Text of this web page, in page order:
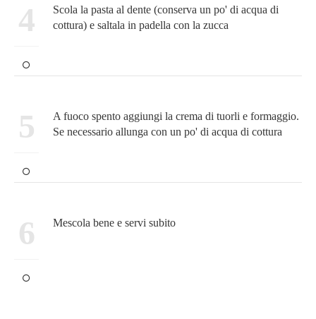
4
Scola la pasta al dente (conserva un po' di acqua di
cottura) e saltala in padella con la zucca
5
A fuoco spento aggiungi la crema di tuorli e formaggio.
Se necessario allunga con un po' di acqua di cottura
6 Mescola bene e servi subito